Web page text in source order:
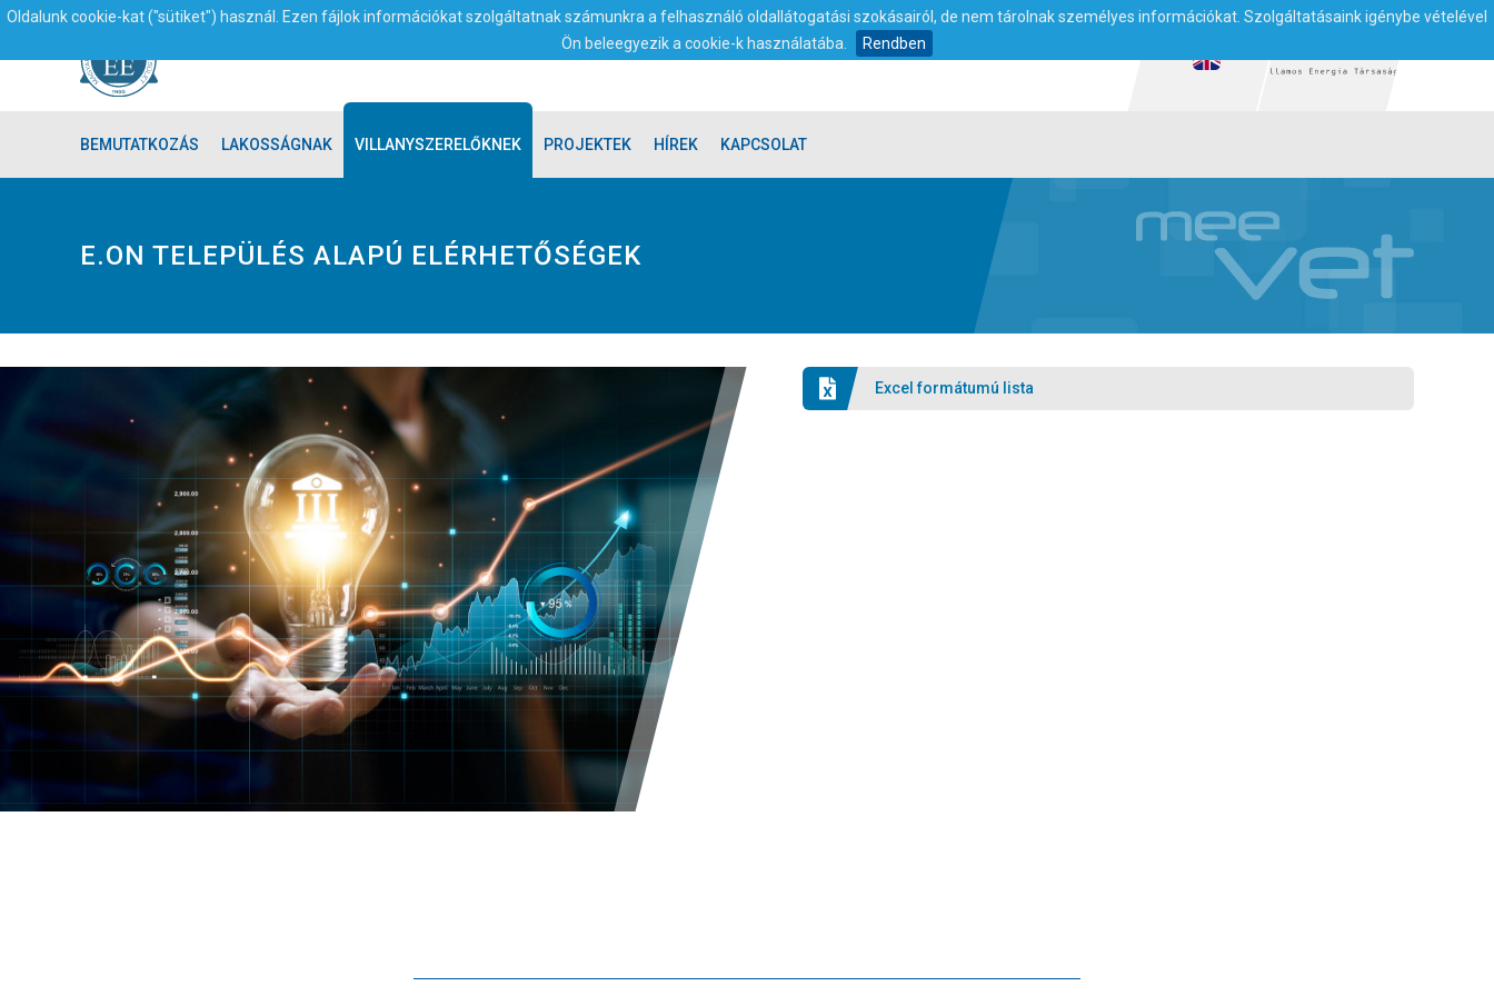
Oldalunk cookie-kat ("sütiket") használ. Ezen fájlok információkat szolgáltatnak számunkra a felhasználó oldallátogatási szokásairól, de nem tárolnak személyes információkat. Szolgáltatásaink igénybe vételével
Ön beleegyezik a cookie-k használatába.
Rendben
BEMUTATKOZÁS LAKOSSÁGNAK VILLANYSZERELŐKNEK PROJEKTEK HÍREK KAPCSOLAT
E.ON TELEPÜLÉS ALAPÚ ELÉRHETŐSÉGEK
Excel formátumú lista